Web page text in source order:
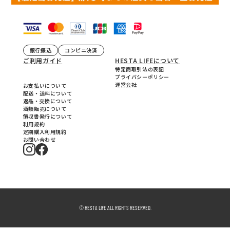
銀行振込 コンビニ決済
ご利用ガイド
お支払いについて
配送・送料について
返品・交換について
酒類販売について
領収書発行について
利用規約
定期購入利用規約
お問い合わせ
HESTA LIFEについて
特定商取引法の表記
プライバシーポリシー
運営会社
© HESTA LIFE ALL RIGHTS RESERVED.